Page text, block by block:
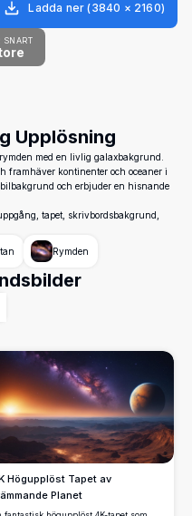
Ladda ner (3840 × 2160)
SNART
Upplösning
med en livlig galaxbakgrund.
framhäver kontinenter och oceaner i
och erbjuder en hisnande
tapet, skrivbordsbakgrund,
Rymden
Högupplöst Tapet av
Planet